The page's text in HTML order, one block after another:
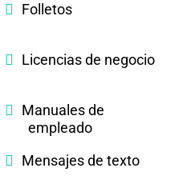
Folletos
Licencias de negocio
Manuales de
empleado
Mensajes de texto